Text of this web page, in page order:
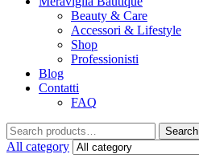
Beauty & Care
Accessori & Lifestyle
Shop
Professionisti
Blog
Contatti
FAQ
Search
All category